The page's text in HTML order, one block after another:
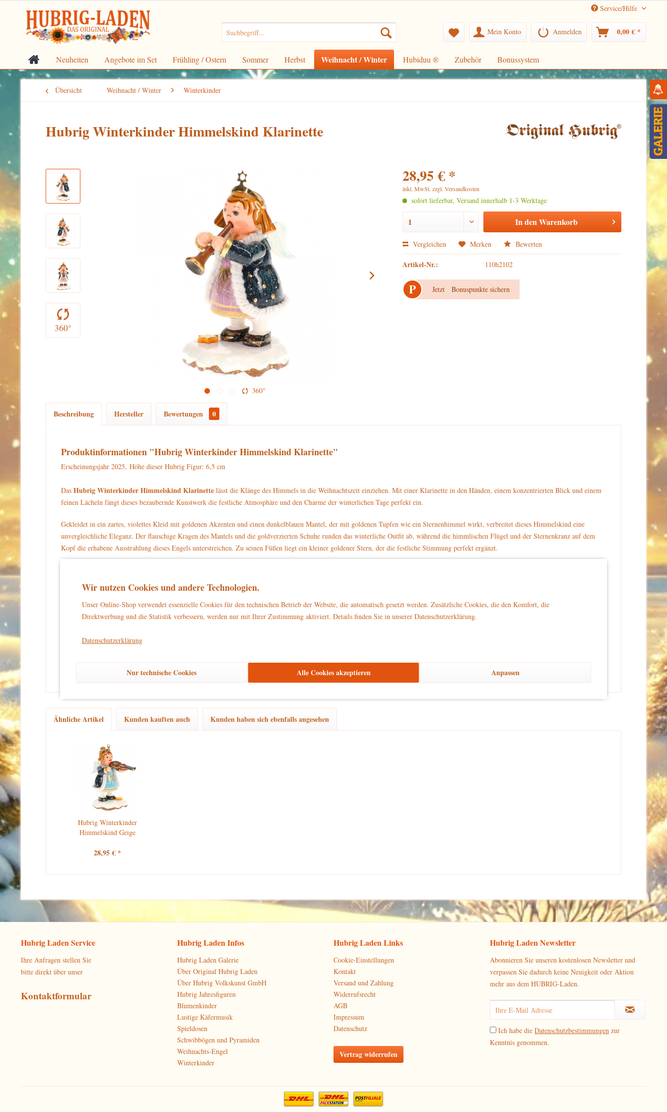
Service/Hilfe
Mein Konto Anmelden 0,00 € *
Neuheiten Angebote im Set Frühling / Ostern Sommer Herbst Weihnacht / Winter Hubiduu ® Zubehör Bonussystem
Übersicht Weihnacht / Winter Winterkinder
Hubrig Winterkinder Himmelskind Klarinette
360°
360°
28,95 € *
inkl. MwSt.zzgl. Versandkosten
sofort lieferbar, Versand innerhalb 1-3 Werktage
In denWarenkorb
Vergleichen Merken Bewerten
Artikel-Nr.: 110h2102
P Jetzt Bonuspunkte sichern
Beschreibung Hersteller Bewertungen 0
Produktinformationen "Hubrig Winterkinder Himmelskind Klarinette"
Erscheinungsjahr 2025, Höhe dieser Hubrig Figur: 6,5 cm
Das Hubrig Winterkinder Himmelskind Klarinette lässt die Klänge des Himmels in die Weihnachtszeit einziehen. Mit einer Klarinette in den Händen, einem konzentrierten Blick und einem
feinen Lächeln fängt dieses bezaubernde Kunstwerk die festliche Atmosphäre und den Charme der winterlichen Tage perfekt ein.
Gekleidet in ein zartes, violettes Kleid mit goldenen Akzenten und einen dunkelblauen Mantel, der mit goldenen Tupfen wie ein Sternenhimmel wirkt, verbreitet dieses Himmelskind eine
unvergleichliche Eleganz. Der flauschige Kragen des Mantels und die goldverzierten Schuhe runden das winterliche Outfit ab, während die himmlischen Flügel und der Sternenkranz auf dem
Kopf die erhabene Ausstrahlung dieses Engels unterstreichen. Zu seinen Füßen liegt ein kleiner goldener Stern, der die festliche Stimmung perfekt ergänzt.
Lassen Sie sich von der Magie und Harmonie dieses besonderen Stücks verzaubern und holen Sie sich ein Stück weihnachtlicher Tradition und musikalischen Zaubers nach Hause. Ein
einzigartiges Sammlerstück, das die Schönheit und Freude der Weihnachtszeit für immer bewahrt.
Warnhinweise und Sicherheitsinformationen:
und unbeschwertes Dekorieren zu gewährleisten.
Ähnliche Artikel Kunden kauften auch Kunden haben sich ebenfalls angesehen
Hubrig Winterkinder
Himmelskind Geige
28,95 € *
Hubrig Laden Service
Ihre Anfragen stellen Sie
bitte direkt über unser
Kontaktformular
Hubrig Laden Infos
Hubrig Laden Galerie
Über Original Hubrig Laden
Über Hubrig Volkskunst GmbH
Hubrig Jahresfiguren
Blumenkinder
Lustige Käfermusik
Spieldosen
Schwibbögen und Pyramiden
Weihnachts-Engel
Winterkinder
Hubrig Laden Links
Cookie-Einstellungen
Kontakt
Versand und Zahlung
Widerrufsrecht
AGB
Impressum
Datenschutz
Vertrag widerrufen
Hubrig Laden Newsletter
Abonnieren Sie unseren kostenlosen Newsletter und
verpassen Sie dadurch keine Neuigkeit oder Aktion
mehr aus dem HUBRIG-Laden.
Ich habe die Datenschutzbestimmungen zur
Kenntnis genommen.
Wir nutzen Cookies und andere Technologien.
Unser Online-Shop verwendet essenzielle Cookies für den technischen Betrieb der Website, die automatisch gesetzt werden. Zusätzliche Cookies, die den Komfort, die
Direktwerbung und die Statistik verbessern, werden nur mit Ihrer Zustimmung aktiviert. Details finden Sie in unserer Datenschutzerklärung.
Datenschutzerklärung
Nur technische Cookies Alle Cookies akzeptieren Anpassen